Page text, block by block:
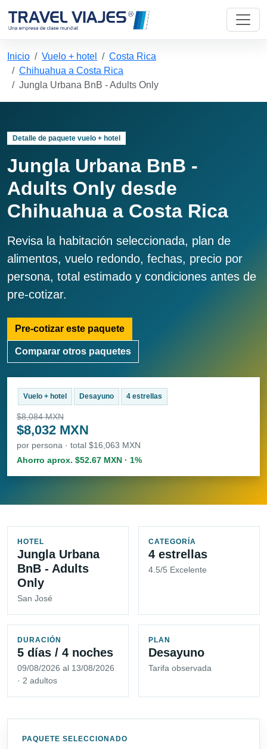
Inicio Vuelo + hotel
Costa Rica
Chihuahua a Costa Rica
Jungla Urbana BnB - Adults Only
Detalle de paquete vuelo + hotel
Jungla Urbana BnB -
Adults Only desde
Chihuahua a Costa Rica
Revisa la habitación seleccionada, plan de
alimentos, vuelo redondo, fechas, precio por
persona, total estimado y condiciones antes de
pre-cotizar.
Pre-cotizar este paquete
Comparar otros paquetes
Vuelo + hotel Desayuno 4 estrellas
$8,084 MXN
$8,032 MXN
por persona · total $16,063 MXN
Ahorro aprox. $52.67 MXN · 1%
HOTEL
Jungla Urbana
BnB - Adults
Only
San José
CATEGORÍA
4 estrellas
4.5/5 Excelente
DURACIÓN
5 días / 4 noches
09/08/2026 al 13/08/2026
· 2 adultos
PLAN
Desayuno
Tarifa observada
PAQUETE SELECCIONADO